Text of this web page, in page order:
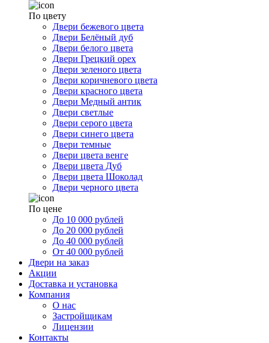
По цвету
Двери бежевого цвета
Двери Белёный дуб
Двери белого цвета
Двери Грецкий орех
Двери зеленого цвета
Двери коричневого цвета
Двери красного цвета
Двери Медный антик
Двери светлые
Двери серого цвета
Двери синего цвета
Двери темные
Двери цвета венге
Двери цвета Дуб
Двери цвета Шоколад
Двери черного цвета
По цене
До 10 000 рублей
До 20 000 рублей
До 40 000 рублей
От 40 000 рублей
Двери на заказ
Акции
Доставка и установка
Компания
О нас
Застройщикам
Лицензии
Контакты